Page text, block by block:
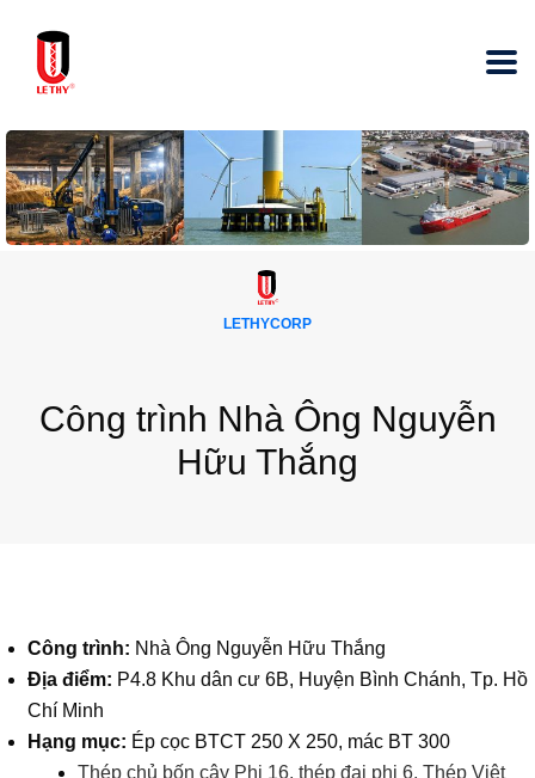
LETHYCORP
Công trình Nhà Ông Nguyễn
Hữu Thắng
Công trình: Nhà Ông Nguyễn Hữu Thắng
Địa điểm: P4.8 Khu dân cư 6B, Huyện Bình Chánh, Tp. Hồ
Chí Minh
Hạng mục: Ép cọc BTCT 250 X 250, mác BT 300
Thép chủ bốn cây Phi 16, thép đai phi 6, Thép Việt